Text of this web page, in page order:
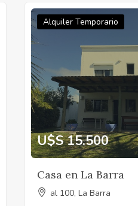
Alquiler Temporario
U$S 15.500
Casa en La Barra
al 100, La Barra